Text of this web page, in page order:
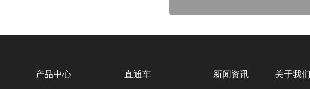
产品中心 直通车 新闻资讯 关于我们